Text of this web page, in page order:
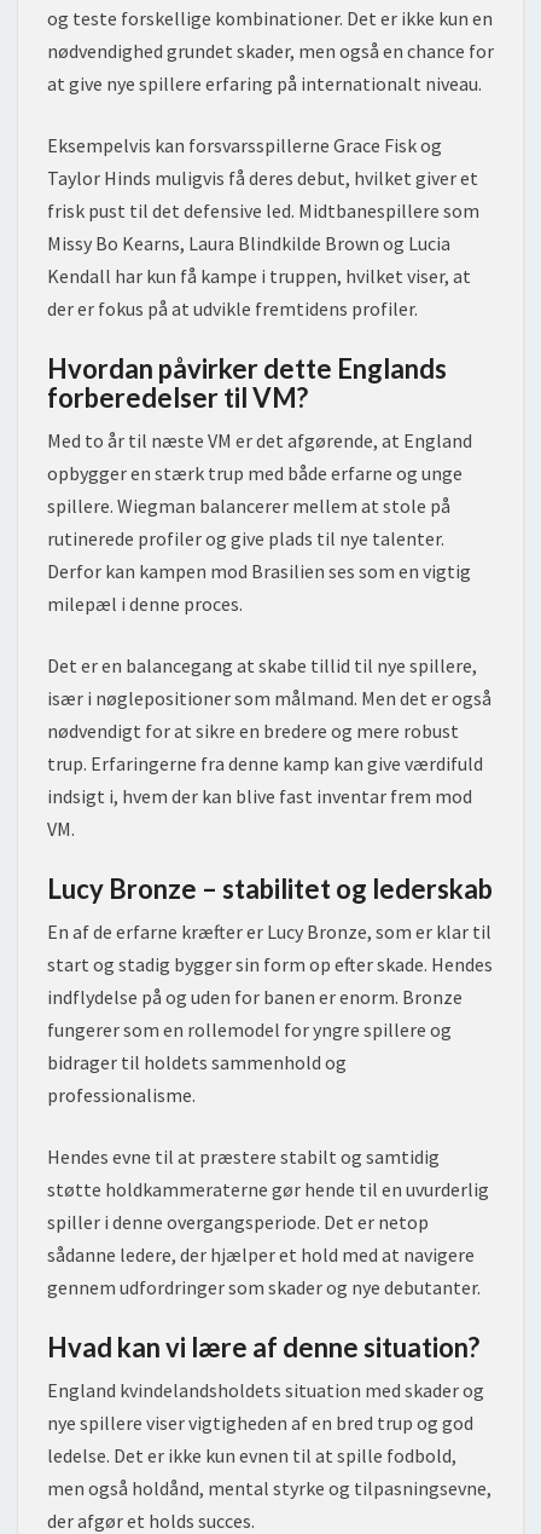
og teste forskellige kombinationer. Det er ikke kun en
nødvendighed grundet skader, men også en chance for
at give nye spillere erfaring på internationalt niveau.
Eksempelvis kan forsvarsspillerne Grace Fisk og
Taylor Hinds muligvis få deres debut, hvilket giver et
frisk pust til det defensive led. Midtbanespillere som
Missy Bo Kearns, Laura Blindkilde Brown og Lucia
Kendall har kun få kampe i truppen, hvilket viser, at
der er fokus på at udvikle fremtidens profiler.
Hvordan påvirker dette Englands
forberedelser til VM?
Med to år til næste VM er det afgørende, at England
opbygger en stærk trup med både erfarne og unge
spillere. Wiegman balancerer mellem at stole på
rutinerede profiler og give plads til nye talenter.
Derfor kan kampen mod Brasilien ses som en vigtig
milepæl i denne proces.
Det er en balancegang at skabe tillid til nye spillere,
især i nøglepositioner som målmand. Men det er også
nødvendigt for at sikre en bredere og mere robust
trup. Erfaringerne fra denne kamp kan give værdifuld
indsigt i, hvem der kan blive fast inventar frem mod
VM.
Lucy Bronze – stabilitet og lederskab
En af de erfarne kræfter er Lucy Bronze, som er klar til
start og stadig bygger sin form op efter skade. Hendes
indflydelse på og uden for banen er enorm. Bronze
fungerer som en rollemodel for yngre spillere og
bidrager til holdets sammenhold og
professionalisme.
Hendes evne til at præstere stabilt og samtidig
støtte holdkammeraterne gør hende til en uvurderlig
spiller i denne overgangsperiode. Det er netop
sådanne ledere, der hjælper et hold med at navigere
gennem udfordringer som skader og nye debutanter.
Hvad kan vi lære af denne situation?
England kvindelandsholdets situation med skader og
nye spillere viser vigtigheden af en bred trup og god
ledelse. Det er ikke kun evnen til at spille fodbold,
men også holdånd, mental styrke og tilpasningsevne,
der afgør et holds succes.